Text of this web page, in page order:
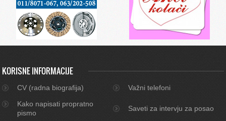
KORISNE INFORMACIJE
CV (radna biografija)
Važni telefoni
Kako napisati propratno
pismo
Saveti za intervju za posao